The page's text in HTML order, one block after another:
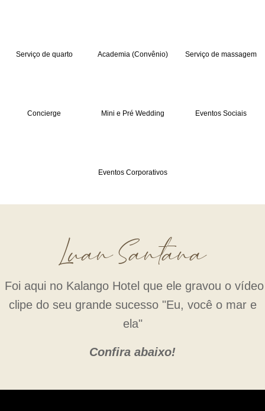
Serviço de quarto Academia (Convênio) Serviço de massagem
Concierge Mini e Pré Wedding Eventos Sociais
Eventos Corporativos
Luan Santana
Foi aqui no Kalango Hotel que ele gravou o vídeo
clipe do seu grande sucesso "Eu, você o mar e
ela"
Confira abaixo!